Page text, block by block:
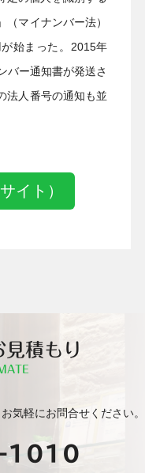
マイナンバー法）
始まった。2015年
バー通知書が発送さ
法人番号の通知も並
イト）
積もり
気軽にお問合せください。
1010